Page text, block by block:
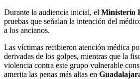
Durante la audiencia inicial, el Ministerio
pruebas que señalan la intención del
a los ancianos.
Las víctimas recibieron atención médica
derivadas de los golpes, mientras que la
violencia contra este grupo vulnerable
amerita las penas más altas en